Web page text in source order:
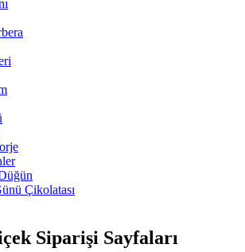
Çikolatası
Siparişi Sayfaları